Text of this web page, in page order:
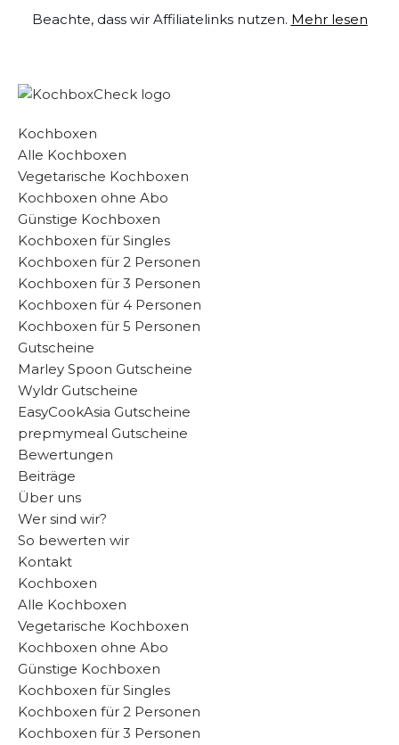
springen
Beachte, dass wir Affiliatelinks nutzen. Mehr lesen
Kochboxen
Alle Kochboxen
Vegetarische Kochboxen
Kochboxen ohne Abo
Günstige Kochboxen
Kochboxen für Singles
Kochboxen für 2 Personen
Kochboxen für 3 Personen
Kochboxen für 4 Personen
Kochboxen für 5 Personen
Gutscheine
Marley Spoon Gutscheine
Wyldr Gutscheine
EasyCookAsia Gutscheine
prepmymeal Gutscheine
Bewertungen
Beiträge
Über uns
Wer sind wir?
So bewerten wir
Kontakt
Kochboxen
Alle Kochboxen
Vegetarische Kochboxen
Kochboxen ohne Abo
Günstige Kochboxen
Kochboxen für Singles
Kochboxen für 2 Personen
Kochboxen für 3 Personen